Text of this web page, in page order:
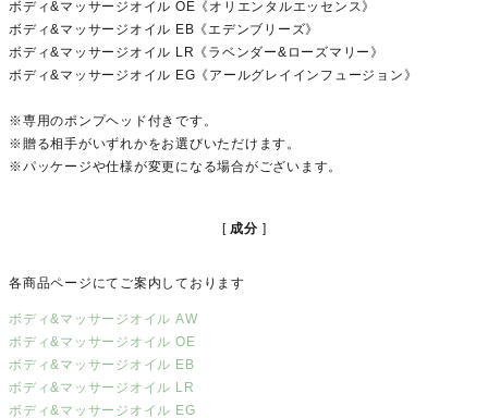
ボディ&マッサージオイル OE《オリエンタルエッセンス》
ボディ&マッサージオイル EB《エデンブリーズ》
ボディ&マッサージオイル LR《ラベンダー&ローズマリー》
ボディ&マッサージオイル EG《アールグレイインフュージョン》
※専用のポンプヘッド付きです。
※贈る相手がいずれかをお選びいただけます。
※パッケージや仕様が変更になる場合がございます。
成分
各商品ページにてご案内しております
ボディ&マッサージオイル AW
ボディ&マッサージオイル OE
ボディ&マッサージオイル EB
ボディ&マッサージオイル LR
ボディ&マッサージオイル EG